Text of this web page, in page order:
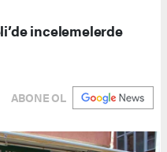
incelemelerde
ABONE OL